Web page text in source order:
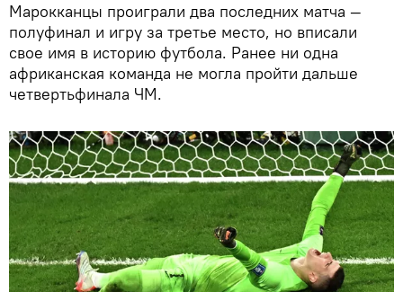
Марокканцы проиграли два последних матча —
полуфинал и игру за третье место, но вписали
свое имя в историю футбола. Ранее ни одна
африканская команда не могла пройти дальше
четвертьфинала ЧМ.